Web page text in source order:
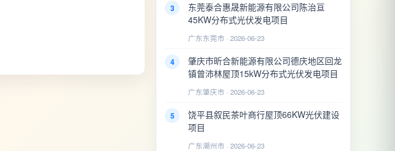
3
东莞泰合惠晟新能源有限公司陈治亘
45KW分布式光伏发电项目
广东东莞市 · 2026-06-23
4
肇庆市昕合新能源有限公司德庆地区回龙
镇曾沛林屋顶15kW分布式光伏发电项目
广东肇庆市 · 2026-06-23
5
饶平县叙民茶叶商行屋顶66KW光伏建设
项目
广东潮州市 · 2026-06-23